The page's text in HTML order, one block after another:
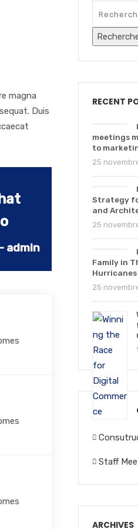
magna
Duis
admin
RECENT
meetings
to
25
Strategy
and
25
Family in
25
Staff
ARCHIVES